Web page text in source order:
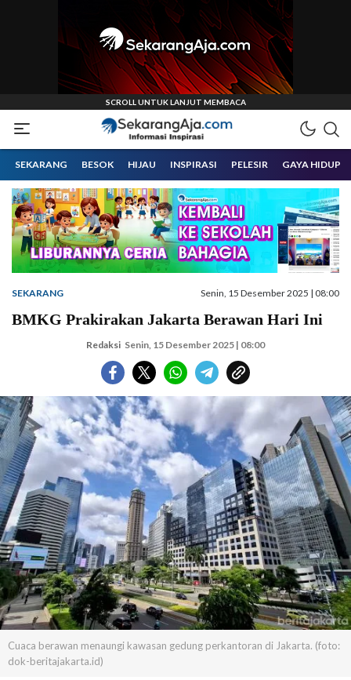
Sekarangaja
Informasi Inspirasi Malang Raya
SEKARANG BESOK HIJAU INSPIRASI PELESIR GAYA HIDUP
SEKARANG Senin, 15 Desember 2025 | 08:00
BMKG Prakirakan Jakarta Berawan Hari Ini
Redaksi Senin, 15 Desember 2025 | 08:00
Cuaca berawan menaungi kawasan gedung perkantoran di Jakarta. (foto:
dok-beritajakarta.id)